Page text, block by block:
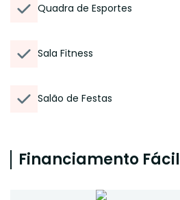
Quadra de Esportes
Sala Fitness
Salão de Festas
Financiamento Fácil